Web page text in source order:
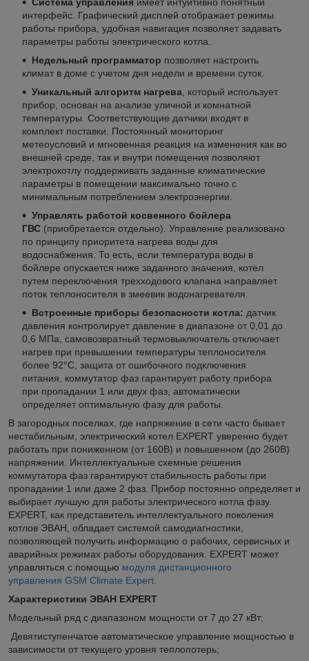
интерфейс. Графический дисплей отображает режимы
работы прибора, удобная навигация позволяет задавать
параметры работы электрического котла.
Недельный программатор позволяет настроить
климат в доме с учетом дня недели и времени суток.
Уникальный алгоритм нагрева , который использует
прибор, основан на анализе уличной и комнатной
температуры. Соответствующие датчики входят в
комплект поставки. Постоянный мониторинг
метеоусловий и мгновенная реакция на изменения как во
внешней среде, так и внутри помещения позволяют
электрокотлу поддерживать заданные климатические
параметры в помещении максимально точно с
минимальным потреблением электроэнергии.
Управлять работой косвенного бойлера
ГВС (приобретается отдельно). Управление реализовано
по принципу приоритета нагрева воды для
водоснабжения. То есть, если температура воды в
бойлере опускается ниже заданного значения, котел
путем переключения трехходового клапана направляет
поток теплоносителя в змеевик водонагревателя.
Встроенные приборы безопасности котла: датчик
давления контролирует давление в диапазоне от 0,01 до
0,6 МПа, самовозвратный термовыключатель отключает
нагрев при превышении температуры теплоносителя
более 92°C, защита от ошибочного подключения
питания, коммутатор фаз гарантирует работу прибора
при пропадании 1 или двух фаз, автоматически
определяет оптимальную фазу для работы.
В загородных поселках, где напряжение в сети часто бывает
нестабильным, электрический котел EXPERT уверенно будет
работать при пониженном (от 160В) и повышенном (до 260В)
напряжении. Интеллектуальные схемные решения
коммутатора фаз гарантируют стабильность работы при
пропадании 1 или даже 2 фаз. Прибор постоянно определяет и
выбирает лучшую для работы электрического котла фазу.
EXPERT, как представитель интеллектуального поколения
котлов ЭВАН, обладает системой самодиагностики,
позволяющей получить информацию о рабочих, сервисных и
аварийных режимах работы оборудования. EXPERT может
управляться с помощью модуля дистанционного
управления GSM Climate Expert
Характеристики ЭВАН EXPERT
Модельный ряд с диапазоном мощности от 7 до 27 кВт;
Девятиступенчатое автоматическое управление мощностью в
зависимости от текущего уровня теплопотерь;